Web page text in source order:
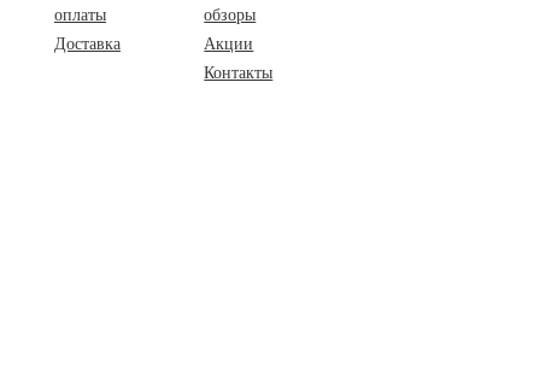
оплаты
Доставка
обзоры
Акции
Контакты